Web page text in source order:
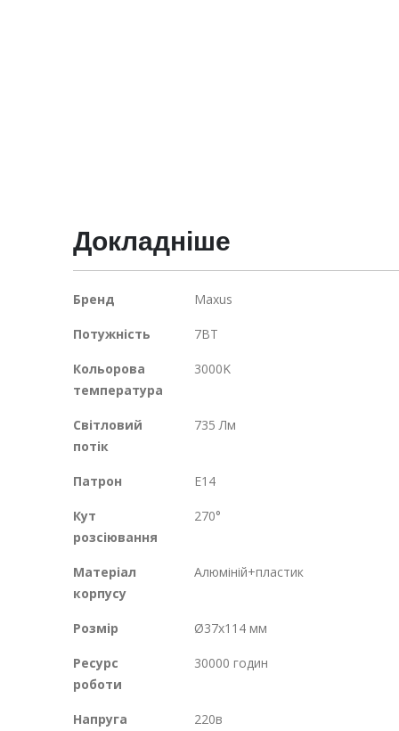
Докладніше
Докладніше
Бренд Maxus
Потужність 7ВТ
Кольорова
температура
3000K
Світловий
потік
735 Лм
Патрон E14
Кут
розсіювання
270°
Матеріал
корпусу
Алюміній+пластик
Розмір Ø37х114 мм
Ресурс
роботи
30000 годин
Напруга
220в